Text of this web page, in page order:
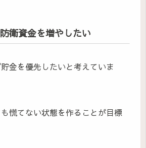
衛資金を増やしたい
金を優先したいと考えていま
慌てない状態を作ることが目標